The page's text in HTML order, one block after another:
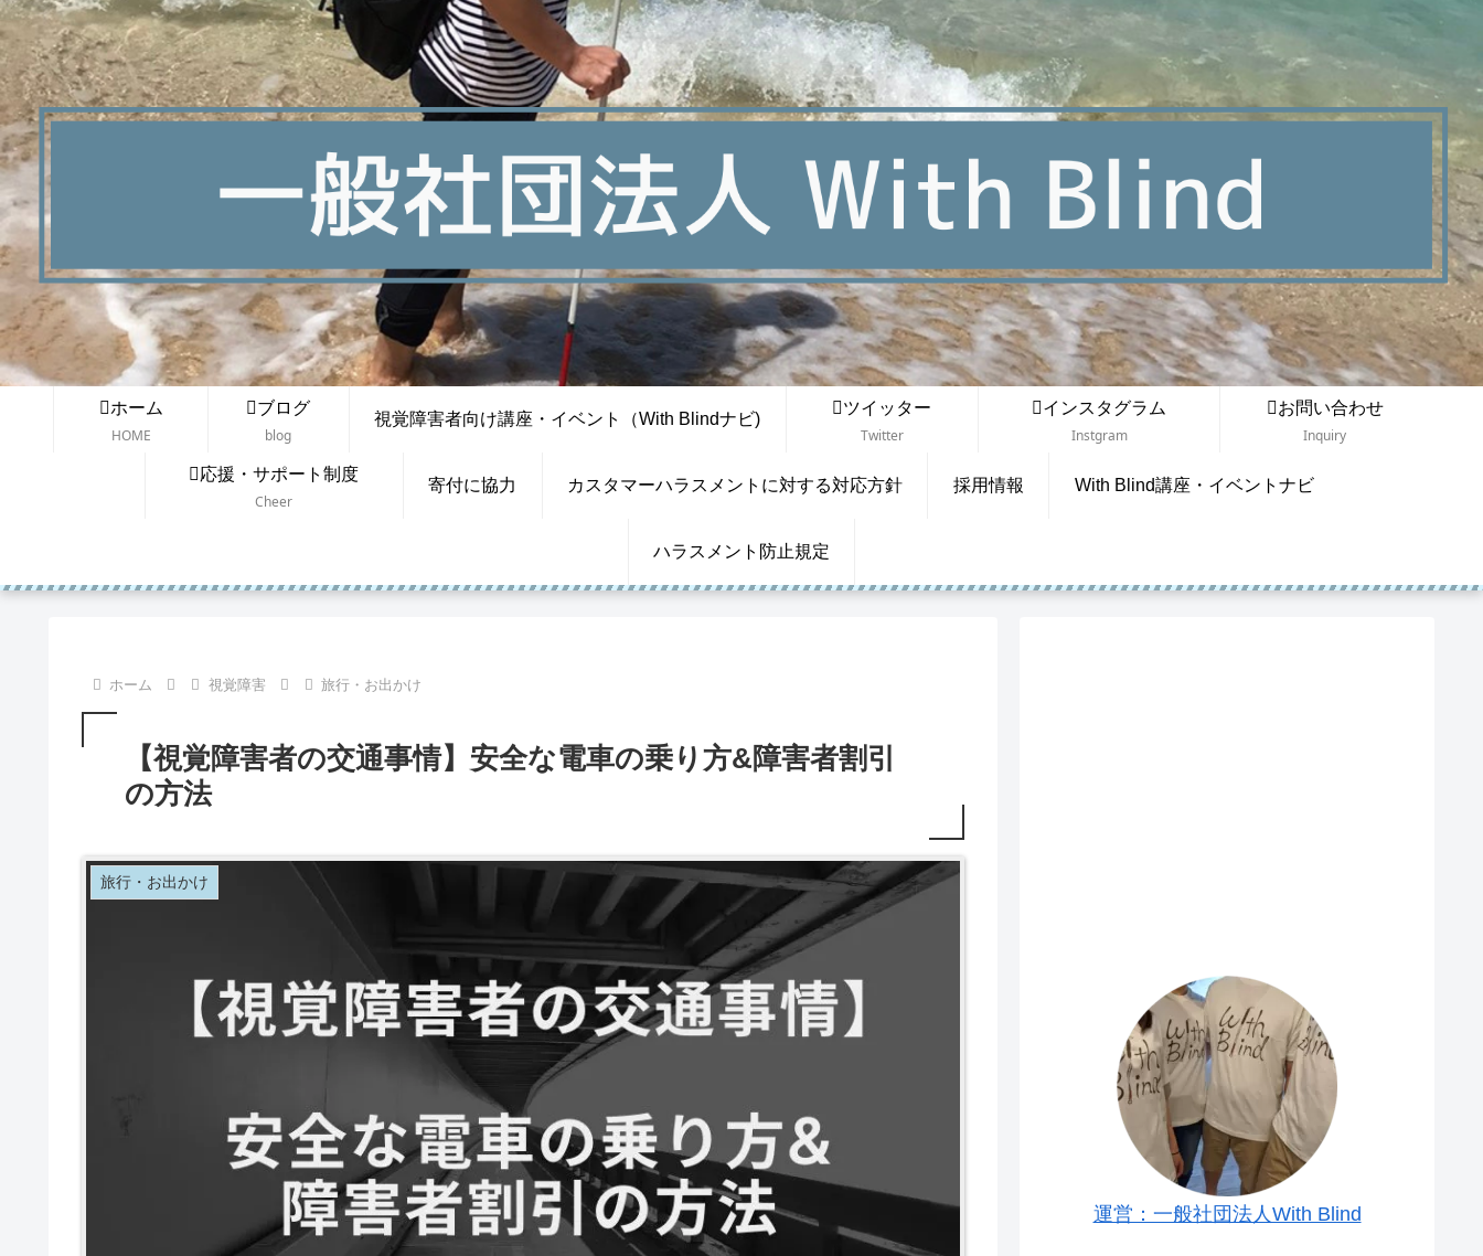
ホーム
HOME
ブログ
blog
視覚障害者向け講座・イベント（With Blindナビ)
ツイッター
Twitter
インスタグラム
Instgram
お問い合わせ
Inquiry
応援・サポート制度
Cheer
寄付に協力 カスタマーハラスメントに対する対応方針 採用情報 With Blind講座・イベントナビ
ハラスメント防止規定
ホーム 視覚障害 旅行・お出かけ
【視覚障害者の交通事情】安全な電車の乗り方&障害者割引
の方法
旅行・お出かけ
運営：一般社団法人With Blind